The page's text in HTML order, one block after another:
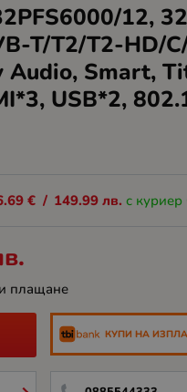
12,
T/T2/T2-HD/
Audio, Smart,
USB*2,
€ / 149.99 лв. с
плащане
КУПИ НА